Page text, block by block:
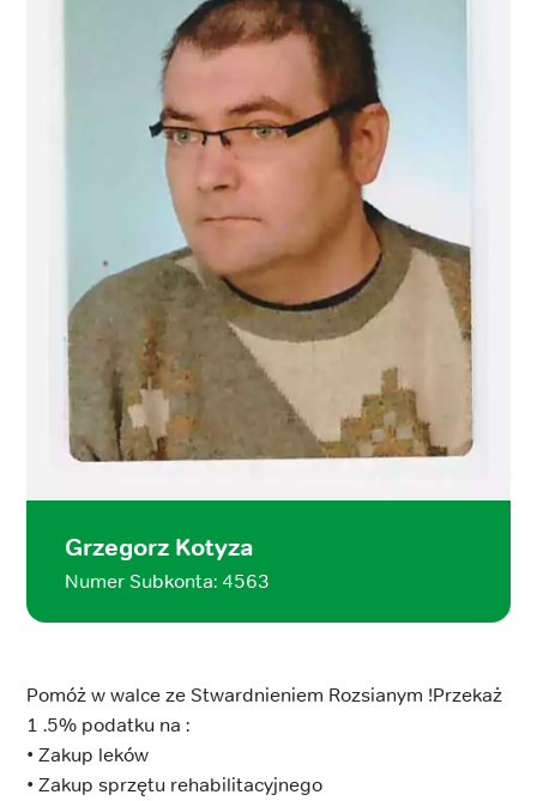
Grzegorz Kotyza
Numer Subkonta: 4563
Pomóż w walce ze Stwardnieniem Rozsianym !Przekaż
1 .5% podatku na :
• Zakup leków
• Zakup sprzętu rehabilitacyjnego